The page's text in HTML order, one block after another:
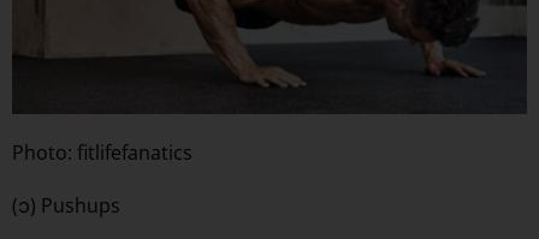
Photo: fitlifefanatics
(၁) Pushups